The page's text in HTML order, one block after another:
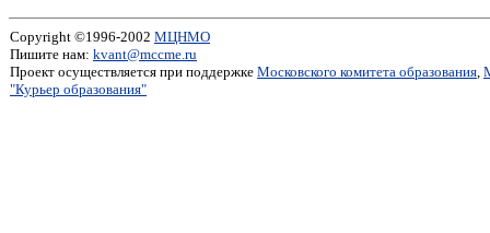
Copyright ©1996-2002 МЦНМО
Пишите нам: kvant@mccme.ru
Проект осуществляется при поддержке Московского комитета образования,
"Курьер образования"